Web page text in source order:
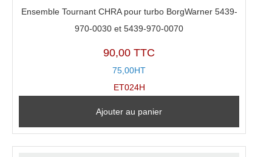
Ensemble Tournant CHRA pour turbo BorgWarner 5439-
970-0030 et 5439-970-0070
90,00 TTC
75,00HT
ET024H
Ajouter au panier